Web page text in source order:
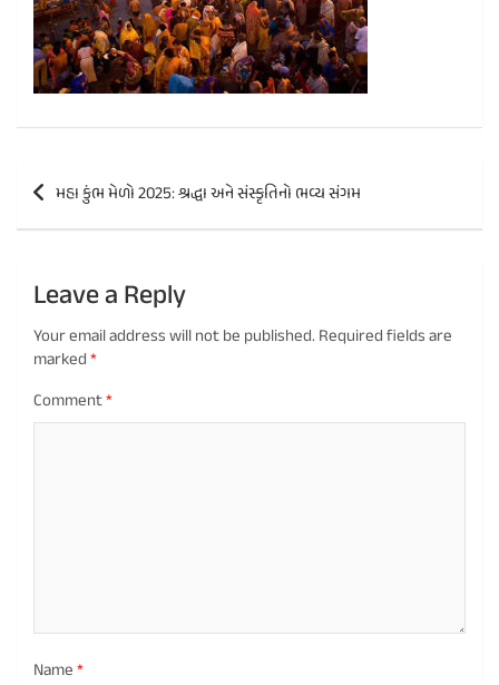
Post
navigation
મહા કુંભ મેળો 2025: શ્રદ્ધા અને સંસ્કૃતિનો ભવ્ય સંગમ
Leave a Reply
Your email address will not be published. Required fields are
marked*
Comment*
Name*